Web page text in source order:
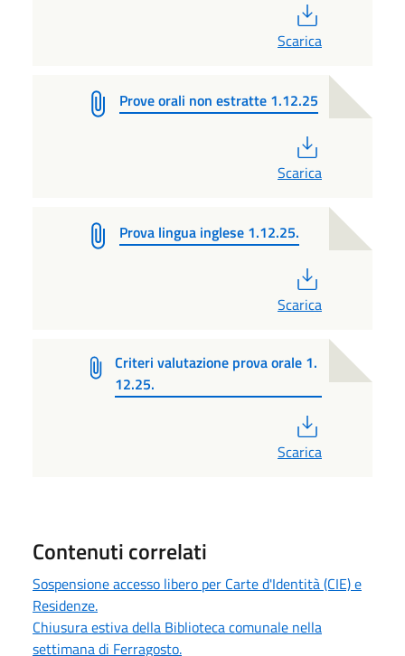
Scarica
Prove orali non estratte 1.12.25
Scarica
Prova lingua inglese 1.12.25.
Scarica
Criteri valutazione prova orale 1.
12.25.
Scarica
Contenuti correlati
Sospensione accesso libero per Carte d'Identità (CIE) e
Residenze.
Chiusura estiva della Biblioteca comunale nella
settimana di Ferragosto.